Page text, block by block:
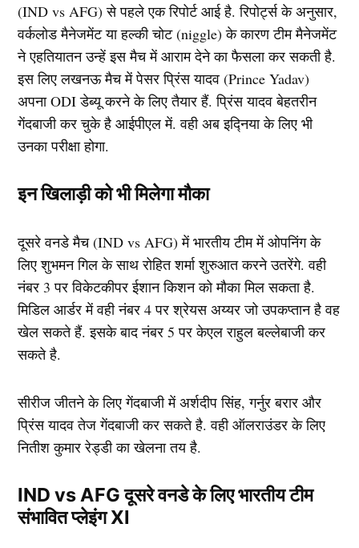
(IND vs AFG) से पहले एक रिपोर्ट आई है. रिपोर्ट्स के अनुसार,
वर्कलोड मैनेजमेंट या हल्की चोट (niggle) के कारण टीम मैनेजमेंट
ने एहतियातन उन्हें इस मैच में आराम देने का फैसला कर सकती है.
इस लिए लखनऊ मैच में पेसर प्रिंस यादव (Prince Yadav)
अपना ODI डेब्यू करने के लिए तैयार हैं. प्रिंस यादव बेहतरीन
गेंदबाजी कर चुके है आईपीएल में. वही अब इद्निया के लिए भी
उनका परीक्षा होगा.
इन खिलाड़ी को भी मिलेगा मौका
दूसरे वनडे मैच (IND vs AFG) में भारतीय टीम में ओपनिंग के
लिए शुभमन गिल के साथ रोहित शर्मा शुरुआत करने उतरेंगे. वही
नंबर 3 पर विकेटकीपर ईशान किशन को मौका मिल सकता है.
मिडिल आर्डर में वही नंबर 4 पर श्रेयस अय्यर जो उपकप्तान है वह
खेल सकते हैं. इसके बाद नंबर 5 पर केएल राहुल बल्लेबाजी कर
सकते है.
सीरीज जीतने के लिए गेंदबाजी में अर्शदीप सिंह, गर्नुर बरार और
प्रिंस यादव तेज गेंदबाजी कर सकते है. वही ऑलराउंडर के लिए
नितीश कुमार रेड्डी का खेलना तय है.
IND vs AFG दूसरे वनडे के लिए भारतीय टीम
संभावित प्लेइंग XI